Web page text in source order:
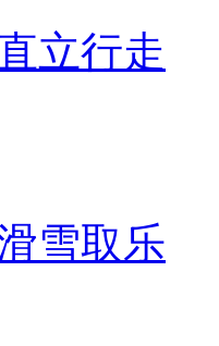
立行走
雪取乐